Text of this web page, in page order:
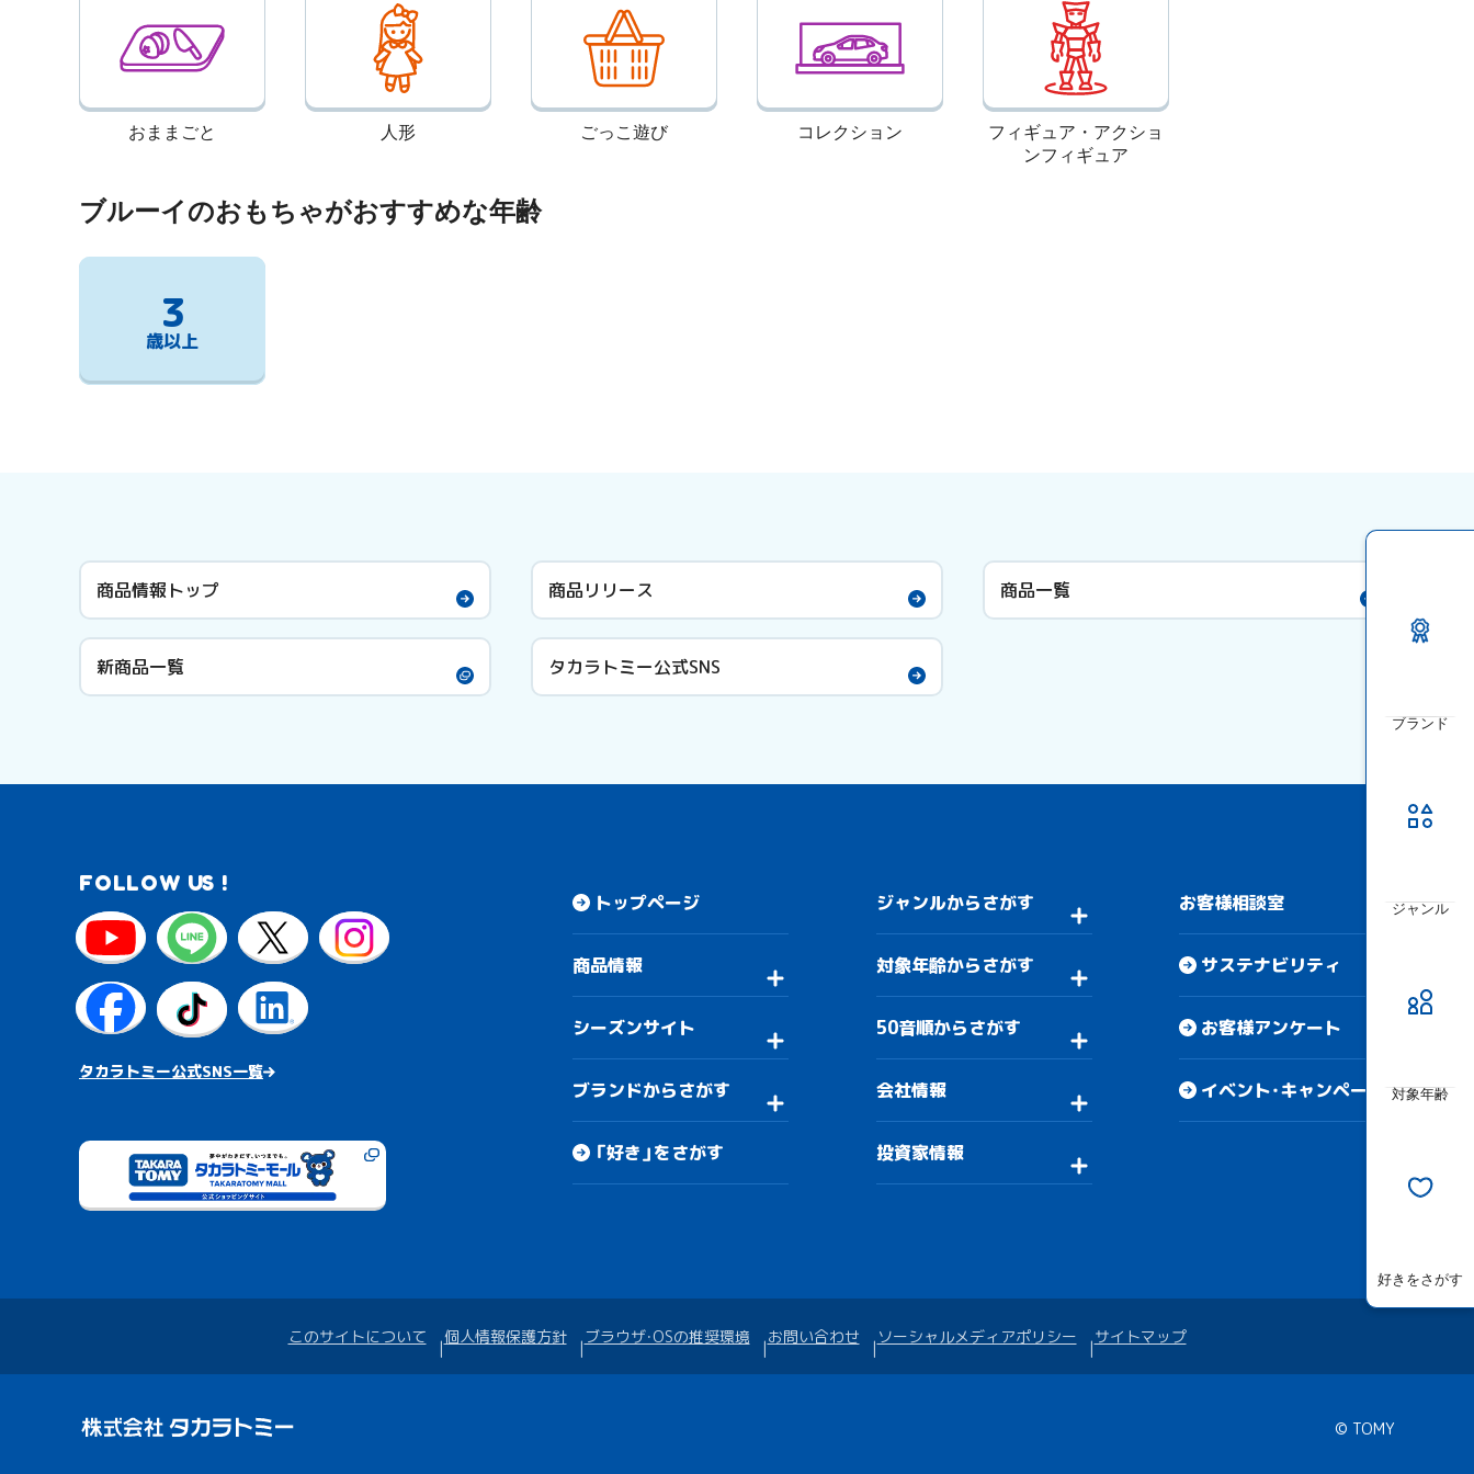
おままごと 人形 ごっこ遊び コレクション
フィギュア・アクショ
ンフィギュア
ブルーイのおもちゃがおすすめな年齢
3
歳以上
商品情報トップ 商品リリース 商品一覧
新商品一覧 タカラトミー公式SNS
ブランド
ジャンル
対象年齢
好きをさがす
FOLLOW US !
タカラトミー公式SNS一覧
トップページ
商品情報
シーズンサイト
ブランドからさがす
「好き」をさがす
ジャンルからさがす
対象年齢からさがす
50音順からさがす
会社情報
投資家情報
お客様相談室
サステナビリティ
お客様アンケート
イベント・キャンペーン
このサイトについて 個人情報保護方針 ブラウザ・OSの推奨環境 お問い合わせ ソーシャルメディアポリシー サイトマップ
© TOMY